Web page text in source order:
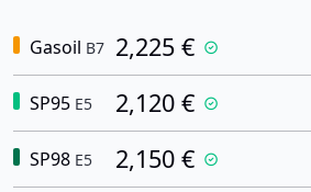
Gasoil B7 2,225 €
SP95 E5 2,120 €
SP98 E5 2,150 €